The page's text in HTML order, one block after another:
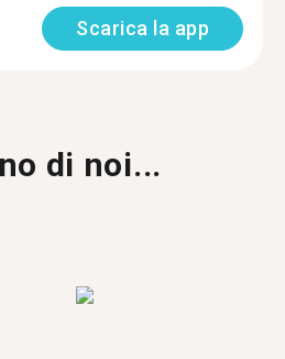
Scarica la app
di noi...